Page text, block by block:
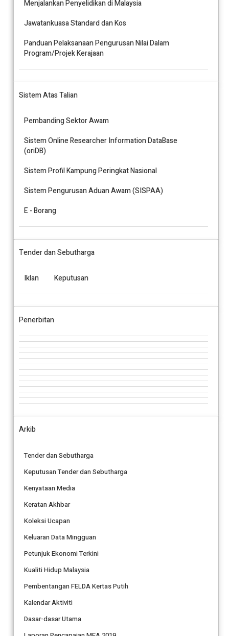
Menjalankan Penyelidikan di Malaysia
Jawatankuasa Standard dan Kos
Panduan Pelaksanaan Pengurusan Nilai Dalam
Program/Projek Kerajaan
Sistem Atas Talian
Pembanding Sektor Awam
Sistem Online Researcher Information DataBase
(oriDB)
Sistem Profil Kampung Peringkat Nasional
Sistem Pengurusan Aduan Awam (SISPAA)
E - Borang
Tender dan Sebutharga
Iklan Keputusan
Penerbitan
Arkib
Tender dan Sebutharga
Keputusan Tender dan Sebutharga
Kenyataan Media
Keratan Akhbar
Koleksi Ucapan
Keluaran Data Mingguan
Petunjuk Ekonomi Terkini
Kualiti Hidup Malaysia
Pembentangan FELDA Kertas Putih
Kalendar Aktiviti
Dasar-dasar Utama